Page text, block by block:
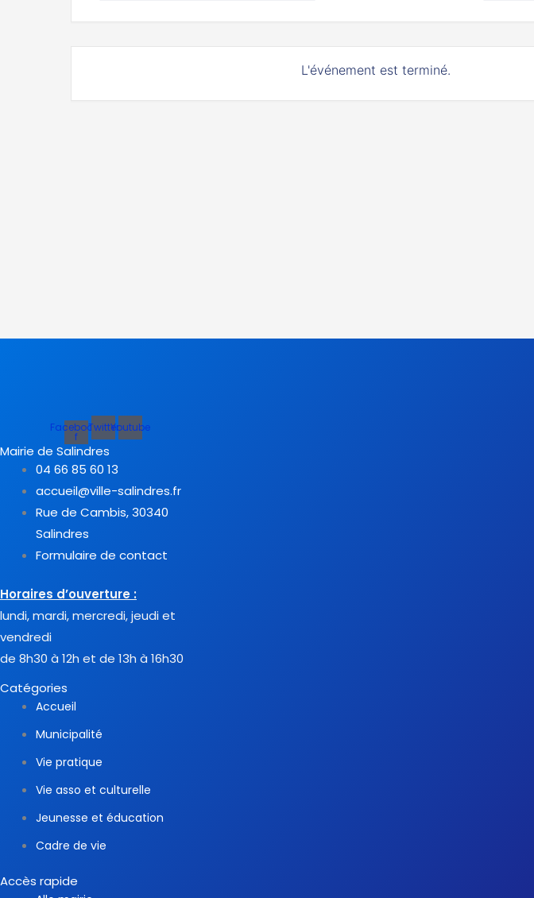
L'événement est terminé.
Facebook-
f
TwitterYoutube
Mairie de Salindres
04 66 85 60 13
accueil@ville-salindres.fr
Rue de Cambis, 30340
Salindres
Formulaire de contact
Horaires d’ouverture :
lundi, mardi, mercredi, jeudi et
vendredi
de 8h30 à 12h et de 13h à 16h30
Catégories
Accueil
Municipalité
Vie pratique
Vie asso et culturelle
Jeunesse et éducation
Cadre de vie
Accès rapide